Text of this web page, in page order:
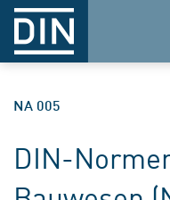
NA 005
DIN-